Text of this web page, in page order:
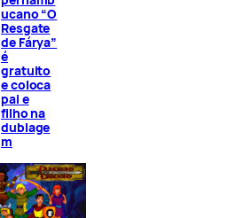
ucano “O
Resgate
de Fárya”
é
gratuito
e coloca
pai e
filho na
dublage
m